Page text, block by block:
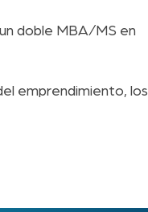
doble MBA/MS en
emprendimiento, los